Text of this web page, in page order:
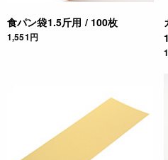
食パン袋1.5斤用 / 100枚
1,551円